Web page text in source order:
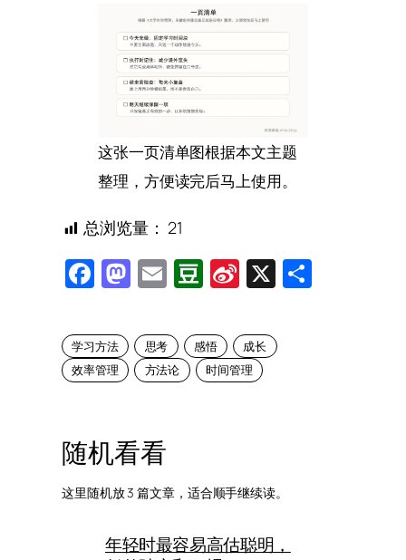
这张一页清单图根据本文主题
整理，方便读完后马上使用。
总浏览量： 21
Facebook
Mastodon
EmailDouban
Sina
X
学习方法 思考 感悟
成长
效率管理
方法论 时间管理
随机看看
这里随机放 3 篇文章，适合顺手继续读。
年轻时最容易高估聪明，